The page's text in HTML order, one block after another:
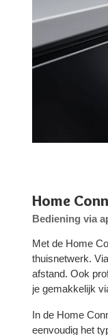
Home
Bediening via
Met de Home
thuisnetwerk.
afstand. Ook
je gemakkelijk
In de Home
eenvoudig het